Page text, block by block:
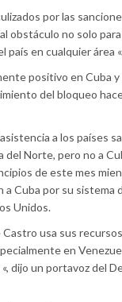
por las
obstáculo no solo
país en cualquier área
positivo en Cuba
del bloqueo
a los países
Norte, pero no a
de este mes
Cuba por su sistema
Unidos.
Castro usa sus
en
dijo un portavoz del